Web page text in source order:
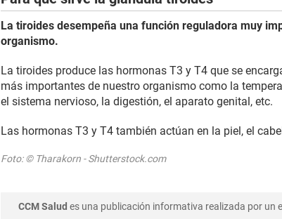
La tiroides desempeña una función reguladora muy
organismo.
La tiroides produce las hormonas T3 y T4 que se
más importantes de nuestro organismo como la
el sistema nervioso, la digestión, el aparato genital, etc.
Las hormonas T3 y T4 también actúan en la piel, el
Foto: © Tharakorn - Shutterstock.com
CCM Salud es una publicación informativa realizada por un